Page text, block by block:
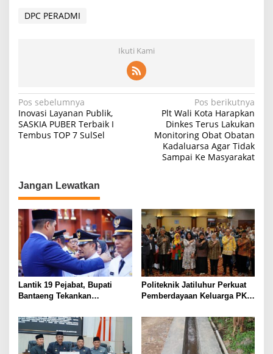
DPC PERADMI
Ikuti Kami
Navigasi
pos
Pos sebelumnya
Inovasi Layanan Publik,
SASKIA PUBER Terbaik I
Tembus TOP 7 SulSel
Pos berikutnya
Plt Wali Kota Harapkan
Dinkes Terus Lakukan
Monitoring Obat Obatan
Kadaluarsa Agar Tidak
Sampai Ke Masyarakat
Jangan Lewatkan
Lantik 19 Pejabat, Bupati
Bantaeng Tekankan
kepada Masyarakat
Politeknik Jatiluhur Perkuat
Pemberdayaan Keluarga PKH